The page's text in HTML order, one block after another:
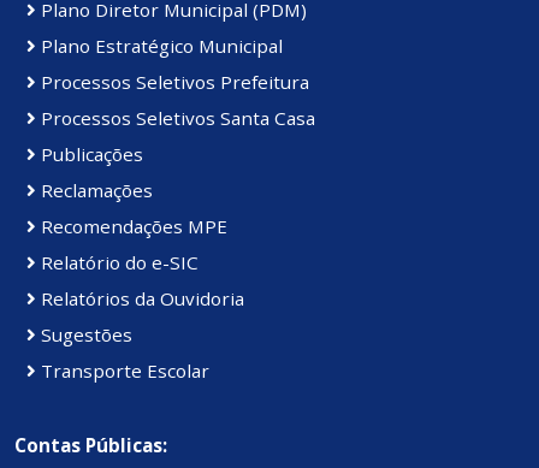
Plano Diretor Municipal (PDM)
Plano Estratégico Municipal
Processos Seletivos Prefeitura
Processos Seletivos Santa Casa
Publicações
Reclamações
Recomendações MPE
Relatório do e-SIC
Relatórios da Ouvidoria
Sugestões
Transporte Escolar
Contas Públicas: